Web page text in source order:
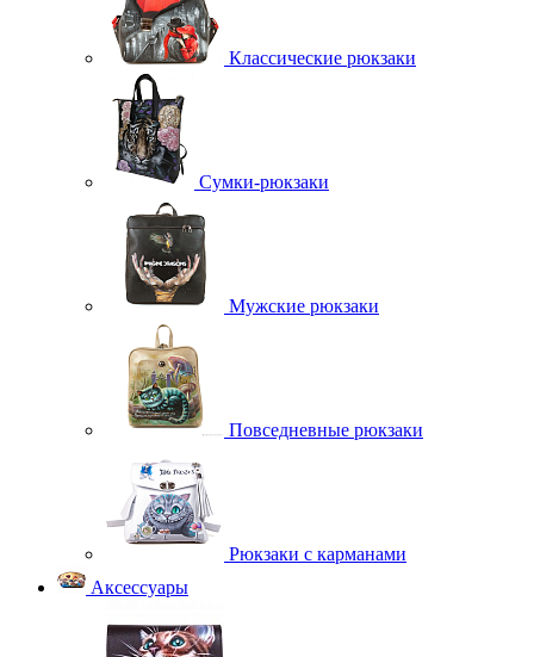
Классические рюкзаки
Сумки-рюкзаки
Мужские рюкзаки
Повседневные рюкзаки
Рюкзаки с карманами
Аксессуары